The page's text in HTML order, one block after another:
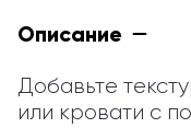
Описание
Добавьте
или кровати с